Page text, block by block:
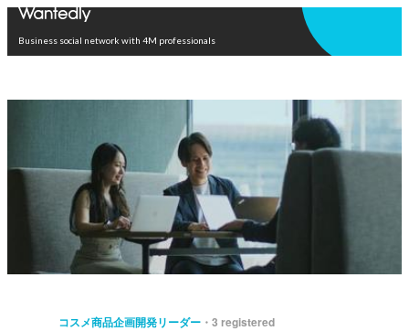
Business social network with 4M professionals
コスメ商品企画開発リーダー 3 registered